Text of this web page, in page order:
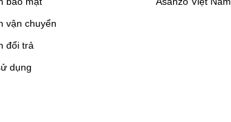
vận chuyển
đổi trả
dụng